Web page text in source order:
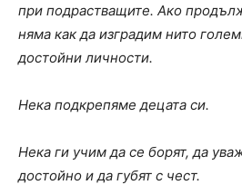
при подрастващите. Ако
няма как да изградим нито
достойни личности.
Нека подкрепяме децата си.
Нека ги учим да се борят, да
достойно и да губят с чест.